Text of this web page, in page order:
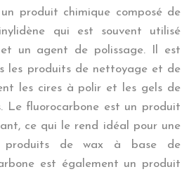
produit chimique composé de
qui est souvent utilisé
un agent de polissage. Il est
les produits de nettoyage et de
les cires à polir et les gels de
Le fluorocarbone est un produit
ce qui le rend idéal pour une
produits de wax à base de
est également un produit